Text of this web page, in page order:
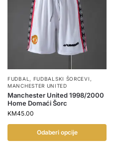
FUDBAL , FUDBALSKI ŠORCEVI ,
MANCHESTER UNITED
Manchester United 1998/2000
Home Domaći Šorc
KM45.00
Odaberi opcije